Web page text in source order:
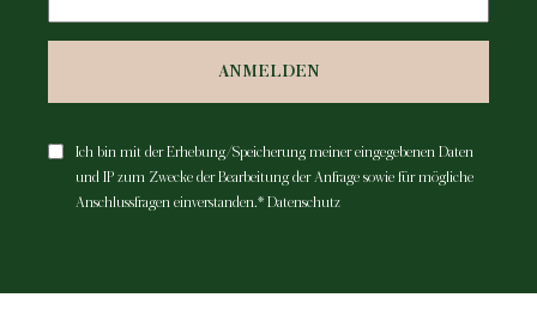
ANMELDEN
Ich bin mit der Erhebung/Speicherung meiner eingegebenen Daten
und IP zum Zwecke der Bearbeitung der Anfrage sowie für mögliche
Anschlussfragen einverstanden.*Datenschutz